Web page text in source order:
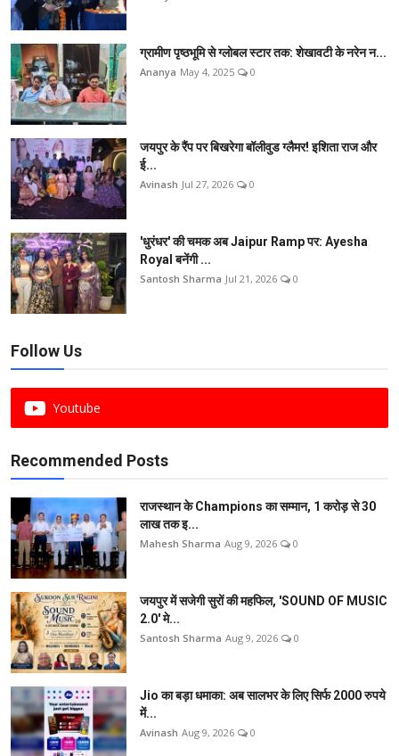
ग्रामीण पृष्ठभूमि से ग्लोबल स्टार तक: शेखावटी के नरेन न...
Ananya May 4, 2025 0
जयपुर के रैंप पर बिखरेगा बॉलीवुड ग्लैमर! इशिता राज और
ई...
Avinash Jul 27, 2026 0
'धुरंधर' की चमक अब Jaipur Ramp पर: Ayesha
Royal बनेंगी ...
Santosh Sharma Jul 21, 2026 0
Follow Us
Youtube
Recommended Posts
राजस्थान के Champions का सम्मान, 1 करोड़ से 30
लाख तक इ...
Mahesh Sharma Aug 9, 2026 0
जयपुर में सजेगी सुरों की महफिल, 'SOUND OF MUSIC
2.0' मे...
Santosh Sharma Aug 9, 2026 0
Jio का बड़ा धमाका: अब सालभर के लिए सिर्फ 2000 रुपये
में...
Avinash Aug 9, 2026 0